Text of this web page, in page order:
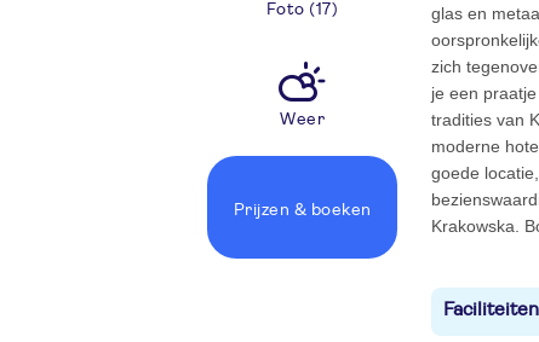
Foto (17)
Weer
Prijzen & boeken
glas en
zich
je een
tradities van
moderne
goede
Krakowska.
Faciliteiten